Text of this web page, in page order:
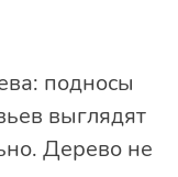
подносы
выглядят
Дерево не